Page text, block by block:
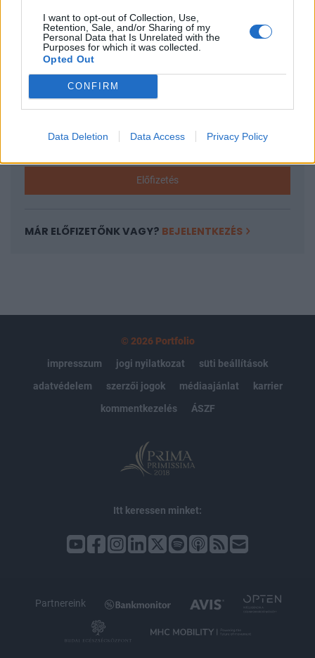
I want to opt-out of Collection, Use,
Retention, Sale, and/or Sharing of my
Personal Data that Is Unrelated with the
Purposes for which it was collected.
Opted Out
CONFIRM
Data Deletion Data Access Privacy Policy
A keresett cikk a portfolio.hu hírarchívumához
tartozik, melynek olvasása előfizetéses
regisztrációhoz kötött.
Az előfizetés a következőket tartalmazza:
Portfolio.hu teljes cikkarchívum
Előfizetés
MÁR ELŐFIZETŐNK VAGY? BEJELENTKEZÉS
© 2026 Portfolio
impresszum
jogi nyilatkozat
süti beállítások
adatvédelem
szerzői jogok médiaajánlat
karrier
kommentkezelés
ÁSZF
Itt keressen minket:
Partnereink